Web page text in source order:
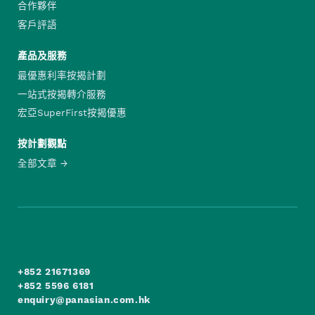
合作夥伴
客戶評語
產品及服務
最優惠利率按揭計劃
一站式按揭轉介服務
宏亞SuperFirst按揭優惠
按計劃觀點
全部文章
+852 21671369
+852 5596 6181
enquiry@panasian.com.hk